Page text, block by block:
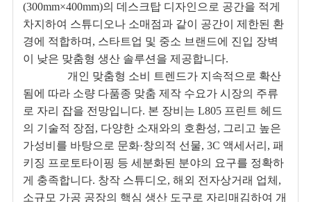
(300mm×400mm)의 데스크탑 디자인으로 공간을 적게
차지하여 스튜디오나 소매점과 같이 공간이 제한된 환
경에 적합하며, 스타트업 및 중소 브랜드에 진입 장벽
이 낮은 맞춤형 생산 솔루션을 제공합니다.
개인 맞춤형 소비 트렌드가 지속적으로 확산
됨에 따라 소량 다품종 맞춤 제작 수요가 시장의 주류
로 자리 잡을 전망입니다. 본 장비는 L805 프린트 헤드
의 기술적 장점, 다양한 소재와의 호환성, 그리고 높은
가성비를 바탕으로 문화·창의적 선물, 3C 액세서리, 패
키징 프로토타이핑 등 세분화된 분야의 요구를 정확하
게 충족합니다. 창작 스튜디오, 해외 전자상거래 업체,
소규모 가공 공장의 핵심 생산 도구로 자리매김하여 개